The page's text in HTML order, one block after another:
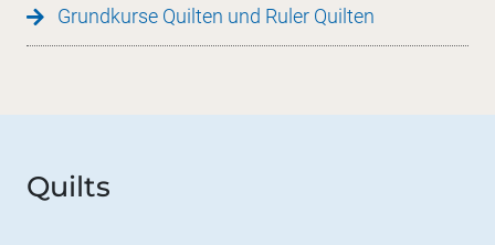
Grundkurse Quilten und Ruler Quilten
Quilts